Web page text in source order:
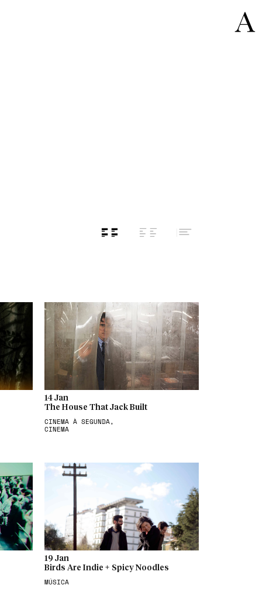
14 Jan
The House That Jack Built
CINEMA À SEGUNDA,
CINEMA
19 Jan
Birds Are Indie + Spicy Noodles
MÚSICA